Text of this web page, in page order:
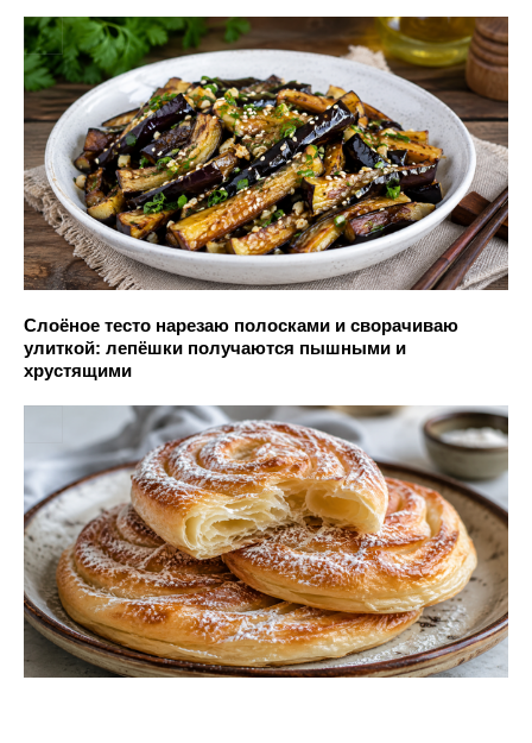
Слоёное тесто нарезаю полосками и сворачиваю
улиткой: лепёшки получаются пышными и
хрустящими